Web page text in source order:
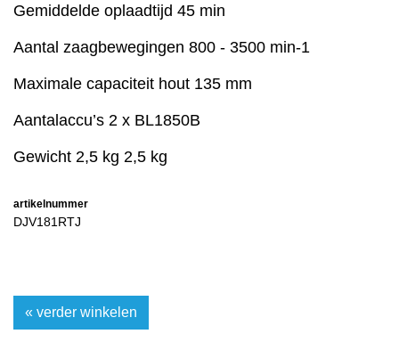
Gemiddelde oplaadtijd 45 min
Aantal zaagbewegingen 800 - 3500 min-1
Maximale capaciteit hout 135 mm
Aantalaccu’s 2 x BL1850B
Gewicht 2,5 kg 2,5 kg
artikelnummer
DJV181RTJ
« verder winkelen